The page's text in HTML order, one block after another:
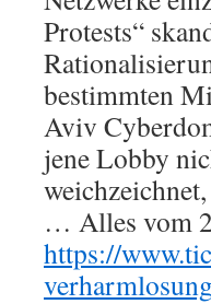
Protests“
bestimmten
Aviv
jene Lobby
… Alles vom
https://